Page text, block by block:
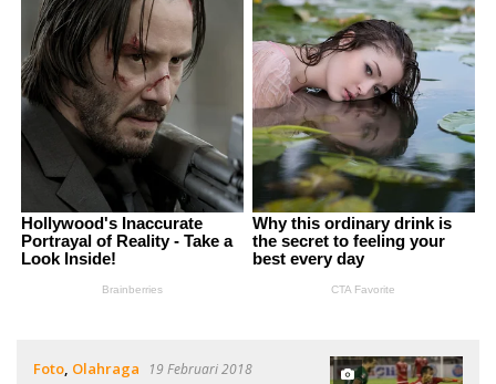
Foto, Olahraga 19 Februari 2018